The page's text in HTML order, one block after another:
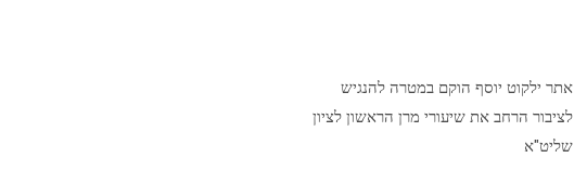
אתר ילקוט יוסף הוקם במטרה להנגיש
לציבור הרחב את שיעורי מרן הראשון לציון
שליט"א